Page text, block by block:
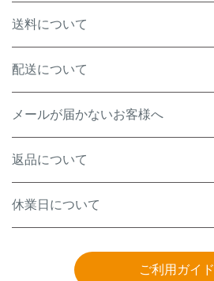
送料について
配送について
メールが届かないお客様へ
返品について
休業日について
ご利用ガイド